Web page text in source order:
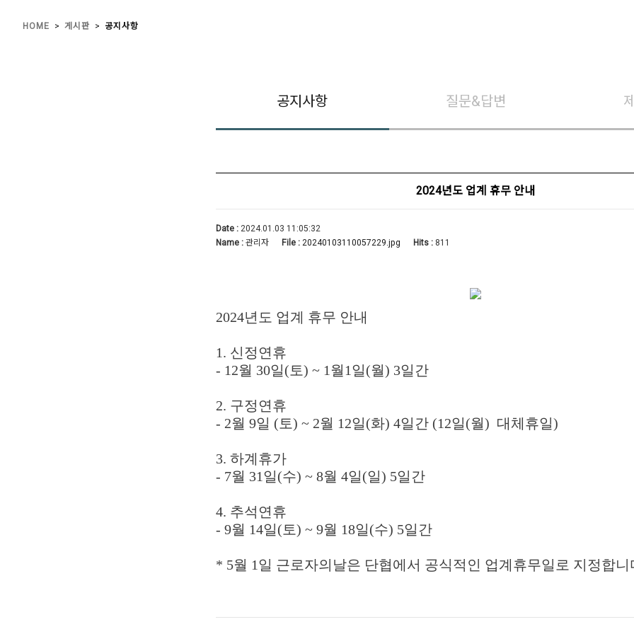
HOME > 게시판 > 공지사항
공지사항 질문&답변
2024년도 업계 휴무 안내
Date :2024.01.03 11:05:32
Name :관리자 File :20240103110057229.jpg Hits :811
2024년도 업계 휴무 안내
1. 신정연휴
- 12월 30일(토) ~ 1월1일(월) 3일간
2. 구정연휴
- 2월 9일 (토) ~ 2월 12일(화) 4일간 (12일(월) 대체휴일)
3. 하계휴가
- 7월 31일(수) ~ 8월 4일(일) 5일간
4. 추석연휴
- 9월 14일(토) ~ 9월 18일(수) 5일간
* 5월 1일 근로자의날은 단협에서 공식적인 업계휴무일로 지정합니